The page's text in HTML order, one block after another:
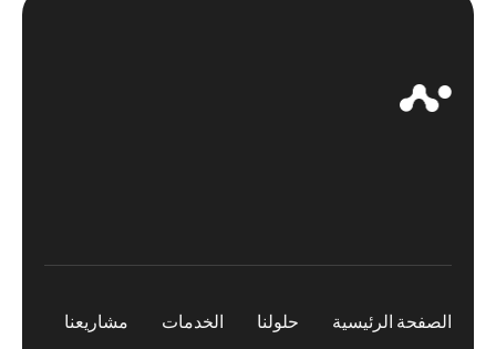
الصفحة الرئيسية حلولنا الخدمات مشاريعنا